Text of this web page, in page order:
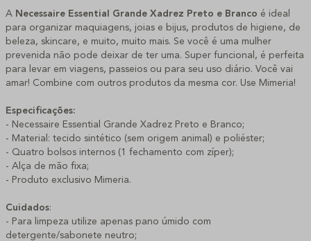
A Necessaire Essential Grande Xadrez Preto e Branco é ideal
para organizar maquiagens, joias e bijus, produtos de higiene, de
beleza, skincare, e muito, muito mais. Se você é uma mulher
prevenida não pode deixar de ter uma. Super funcional, é perfeita
para levar em viagens, passeios ou para seu uso diário. Você vai
amar! Combine com outros produtos da mesma cor. Use Mimeria!
Especificações:
- Necessaire Essential Grande Xadrez Preto e Branco;
- Material: tecido sintético (sem origem animal) e poliéster;
- Quatro bolsos internos (1 fechamento com zíper);
- Alça de mão fixa;
- Produto exclusivo Mimeria.
Cuidados:
- Para limpeza utilize apenas pano úmido com
detergente/sabonete neutro;